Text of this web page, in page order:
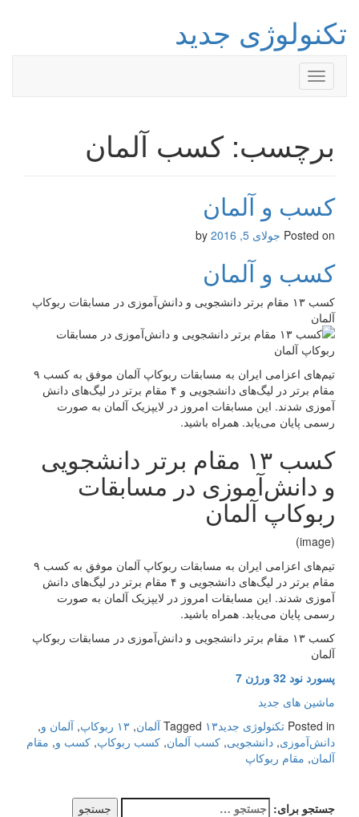
تکنولوژی جدید
Toggle
navigation
برچسب: کسب آلمان
کسب و آلمان
Posted on جولای 5, 2016
کسب و آلمان
کسب ۱۳ مقام برتر دانشجویی و دانش‌آموزی در مسابقات ربوکاپ
آلمان
تیم‌های اعزامی ایران به مسابقات ربوکاپ آلمان موفق به کسب ۹
مقام برتر در لیگ‌های دانشجویی و ۴ مقام برتر در لیگ‌های دانش
آموزی شدند. این مسابقات امروز در لایپزیک آلمان به صورت
رسمی پایان می‌یابد. همراه باشید.
کسب ۱۳ مقام برتر دانشجویی
و دانش‌آموزی در مسابقات
ربوکاپ آلمان
(image)
تیم‌های اعزامی ایران به مسابقات ربوکاپ آلمان موفق به کسب ۹
مقام برتر در لیگ‌های دانشجویی و ۴ مقام برتر در لیگ‌های دانش
آموزی شدند. این مسابقات امروز در لایپزیک آلمان به صورت
رسمی پایان می‌یابد. همراه باشید.
کسب ۱۳ مقام برتر دانشجویی و دانش‌آموزی در مسابقات ربوکاپ
آلمان
پسورد نود 32 ورژن 7
ماشین های جدید
Posted in تکنولوژی جدید Tagged ۱۳ آلمان , ۱۳ ربوکاپ ,آلمان و,
دانش‌آموزی, دانشجویی, کسب آلمان, کسب ربوکاپ, کسب و, مقام
آلمان, مقام ربوکاپ
جستجو برای: